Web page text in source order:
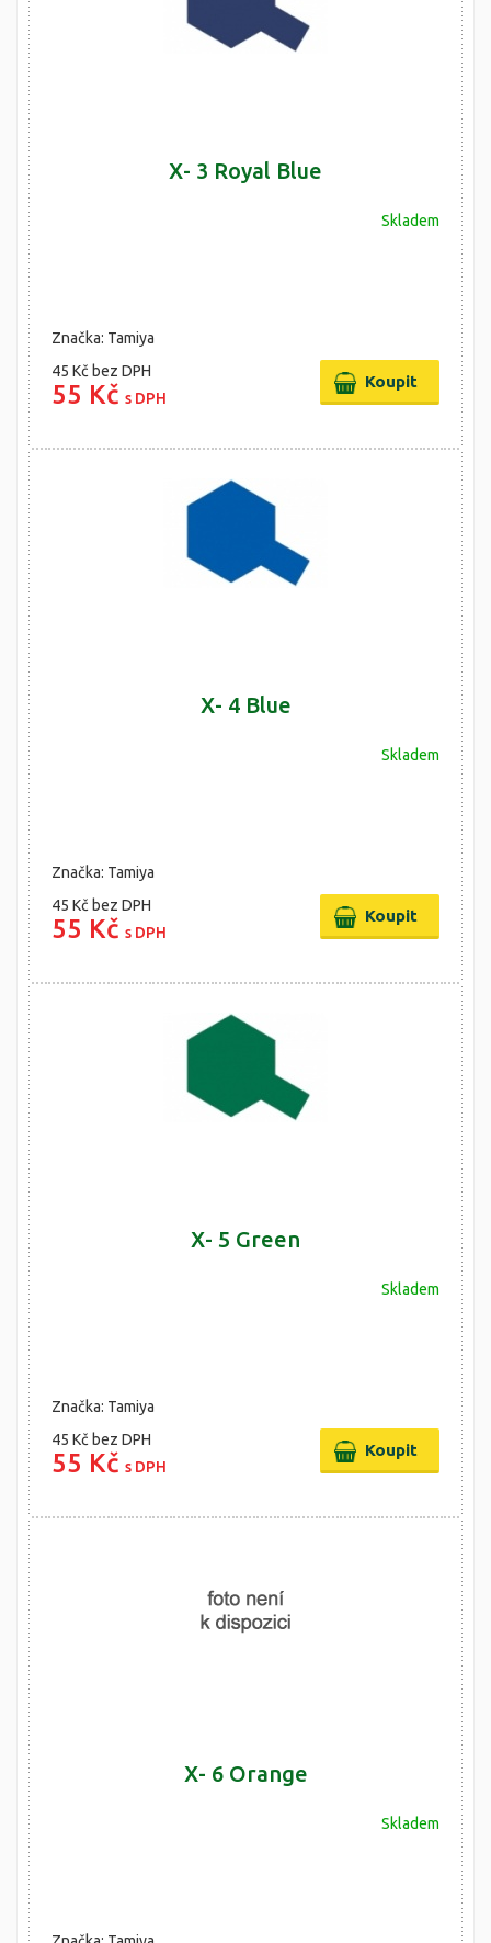
X- 3 Royal Blue
Skladem
Značka: Tamiya
45 Kč bez DPH
55 Kč s DPH
X- 4 Blue
Skladem
Značka: Tamiya
45 Kč bez DPH
55 Kč s DPH
X- 5 Green
Skladem
Značka: Tamiya
45 Kč bez DPH
55 Kč s DPH
X- 6 Orange
Skladem